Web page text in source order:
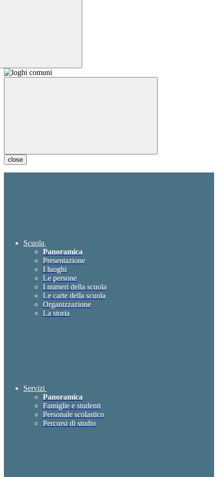
close
Scuola
Panoramica
Presentazione
I luoghi
Le persone
I numeri della scuola
Le carte della scuola
Organizzazione
La storia
Servizi
Panoramica
Famiglie e studenti
Personale scolastico
Percorsi di studio